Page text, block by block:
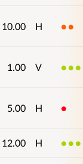
10.00 H 2
1.00 V 4
5.00 H 1
12.00 H 4